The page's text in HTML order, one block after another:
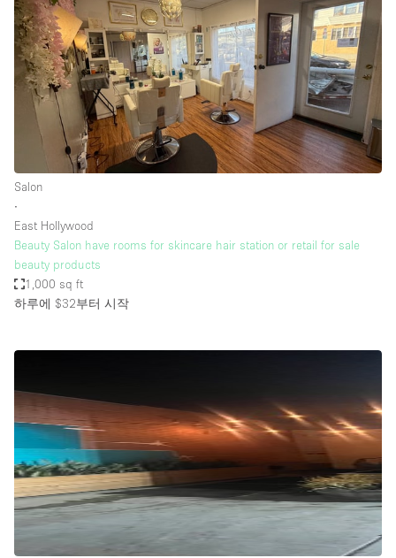
Salon
∙
East Hollywood
Beauty Salon have rooms for skincare hair station or retail for sale
beauty products
1,000 sq ft
하루에 $32부터 시작